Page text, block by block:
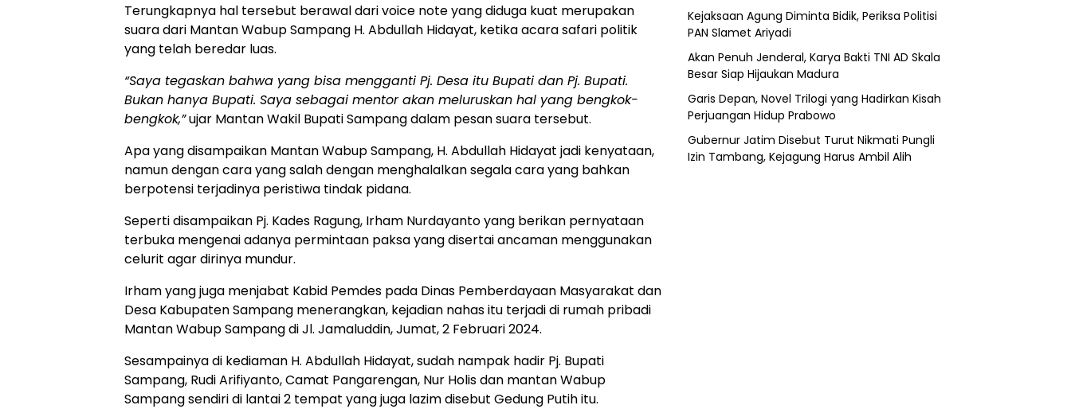
Terungkapnya hal tersebut berawal dari voice note yang diduga kuat merupakan
suara dari Mantan Wabup Sampang H. Abdullah Hidayat, ketika acara safari politik
yang telah beredar luas.
“Saya tegaskan bahwa yang bisa mengganti Pj. Desa itu Bupati dan Pj. Bupati.
Bukan hanya Bupati. Saya sebagai mentor akan meluruskan hal yang bengkok-
bengkok,”ujar Mantan Wakil Bupati Sampang dalam pesan suara tersebut.
Apa yang disampaikan Mantan Wabup Sampang, H. Abdullah Hidayat jadi kenyataan,
namun dengan cara yang salah dengan menghalalkan segala cara yang bahkan
berpotensi terjadinya peristiwa tindak pidana.
Seperti disampaikan Pj. Kades Ragung, Irham Nurdayanto yang berikan pernyataan
terbuka mengenai adanya permintaan paksa yang disertai ancaman menggunakan
celurit agar dirinya mundur.
Irham yang juga menjabat Kabid Pemdes pada Dinas Pemberdayaan Masyarakat dan
Desa Kabupaten Sampang menerangkan, kejadian nahas itu terjadi di rumah pribadi
Mantan Wabup Sampang di Jl. Jamaluddin, Jumat, 2 Februari 2024.
Sesampainya di kediaman H. Abdullah Hidayat, sudah nampak hadir Pj. Bupati
Sampang, Rudi Arifiyanto, Camat Pangarengan, Nur Holis dan mantan Wabup
Sampang sendiri di lantai 2 tempat yang juga lazim disebut Gedung Putih itu.
Kejaksaan Agung Diminta Bidik, Periksa Politisi
PAN Slamet Ariyadi
Akan Penuh Jenderal, Karya Bakti TNI AD Skala
Besar Siap Hijaukan Madura
Garis Depan, Novel Trilogi yang Hadirkan Kisah
Perjuangan Hidup Prabowo
Gubernur Jatim Disebut Turut Nikmati Pungli
Izin Tambang, Kejagung Harus Ambil Alih